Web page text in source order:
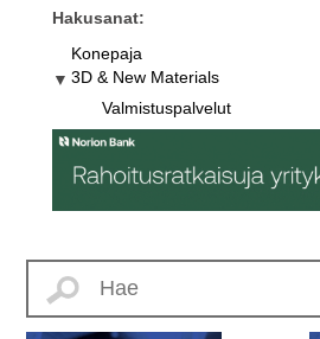
Hakusanat:
Konepaja
3D & New Materials
Valmistuspalvelut